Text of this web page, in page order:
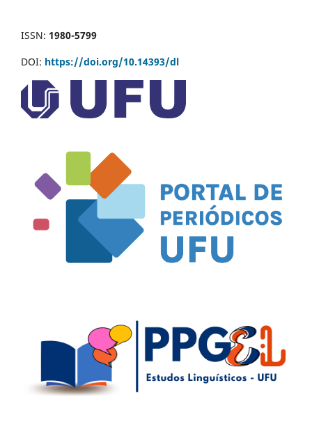
ISSN: 1980-5799
DOI: https://doi.org/10.14393/dl